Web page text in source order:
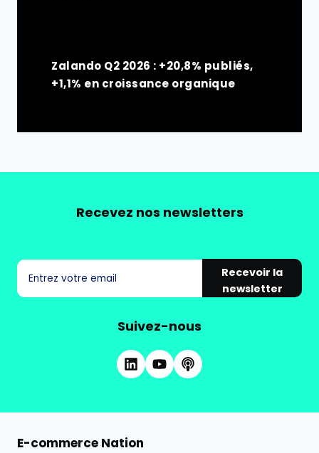
Zalando Q2 2026 : +20,8% publiés,
+1,1% en croissance organique
Recevez nos newsletters
Recevoir la
newsletter
Suivez-nous
E-commerce Nation